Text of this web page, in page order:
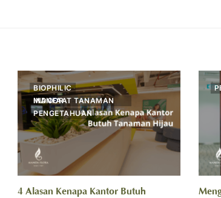
BIOPHILIC
MANFAAT TANAMAN INDOOR
PENGETAHUAN
4 Alasan Kenapa Kantor Butuh